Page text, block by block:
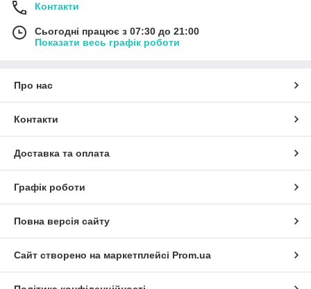
Контакти
Сьогодні працює з 07:30 до 21:00
Показати весь графік роботи
Про нас
Контакти
Доставка та оплата
Графік роботи
Повна версія сайту
Сайт створено на маркетплейсі Prom.ua